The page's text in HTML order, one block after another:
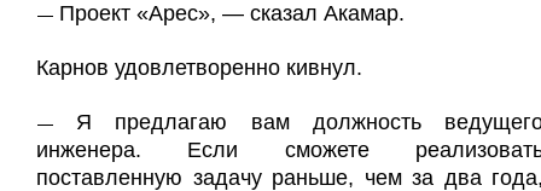
— Проект «Арес», — сказал Акамар.
Карнов удовлетворенно кивнул.
— Я предлагаю вам должность
инженера. Если сможете
поставленную задачу раньше, чем за два